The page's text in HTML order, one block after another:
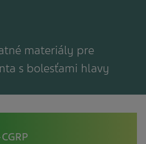
materiály pre
s bolesťami hlavy